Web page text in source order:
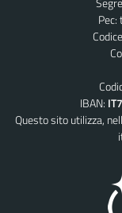
Pec:
IBAN:
Questo sito utilizza,